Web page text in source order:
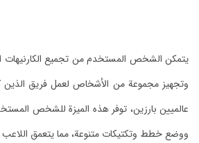
يتمكن الشخص المستخدم من تجميع الكارنيهات
وتجهيز مجموعة من الأشخاص لعمل فريق الذين
عالميين بارزين، توفر هذه الميزة للشخص
ووضع خطط وتكتيكات متنوعة، مما يتعمق اللاعب